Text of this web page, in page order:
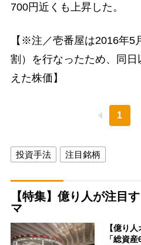
700円近くも上昇した。
【※注／壱番屋は2016年5
割）を行なったため、同
えた株価】
1
投資手法 注目銘柄
【特集】億り人が注目
マ
【億り
「総資